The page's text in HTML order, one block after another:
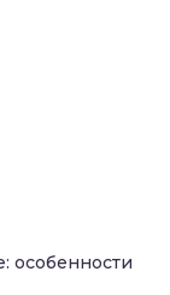
особенности